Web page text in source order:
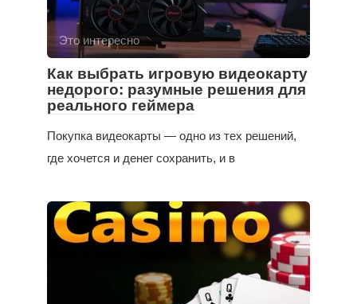
Это интересно
Как выбрать игровую видеокарту
недорого: разумные решения для
реального геймера
Покупка видеокарты — одно из тех решений,
где хочется и денег сохранить, и в